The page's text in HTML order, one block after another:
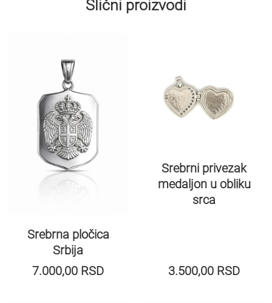
Slični proizvodi
Srebrna pločica
Srbija
7.000,00 RSD
Srebrni privezak
medaljon u obliku
srca
3.500,00 RSD